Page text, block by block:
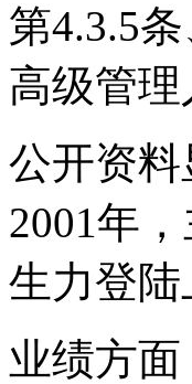
第4.3.5
高级管
公开资
2001年
生力登陆
业绩方面